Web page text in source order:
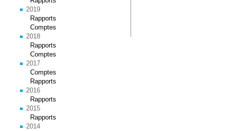
2019
Rapports
Comptes
2018
Rapports
Comptes
2017
Comptes
Rapports
2016
Rapports
2015
Rapports
2014